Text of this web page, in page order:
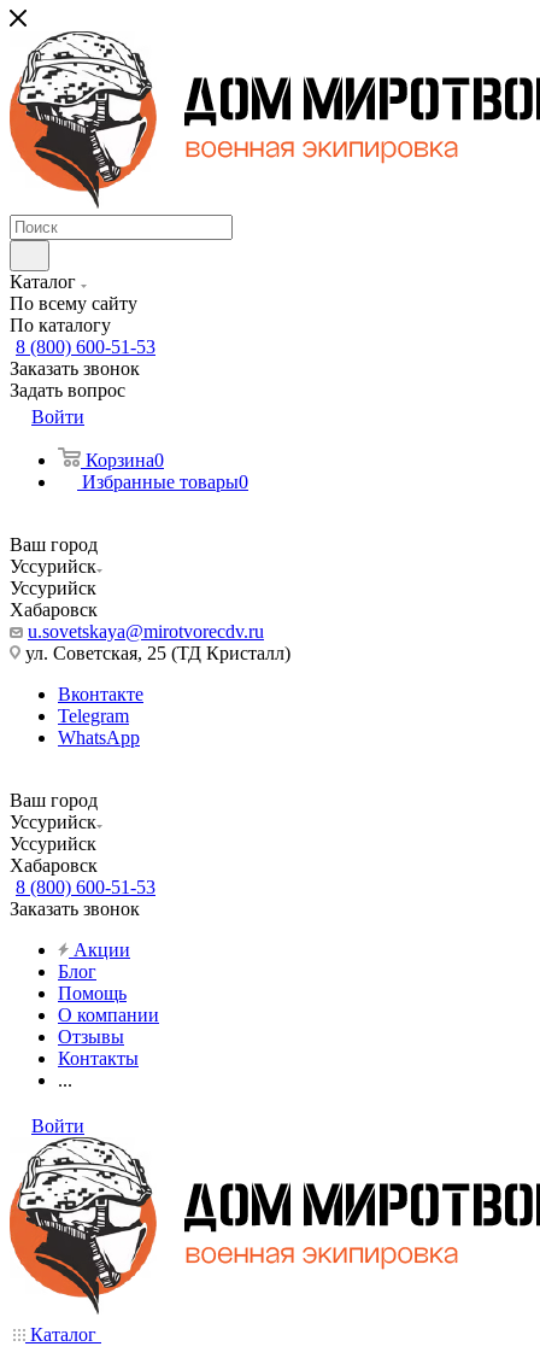
Каталог
По всему сайту
По каталогу
8 (800) 600-51-53
Заказать звонок
Задать вопрос
Войти
Корзина0
Избранные товары0
Ваш город
Уссурийск
Уссурийск
Хабаровск
u.sovetskaya@mirotvorecdv.ru
ул. Советская, 25 (ТД Кристалл)
Вконтакте
Telegram
WhatsApp
Ваш город
Уссурийск
Уссурийск
Хабаровск
8 (800) 600-51-53
Заказать звонок
Акции
Блог
Помощь
О компании
Отзывы
Контакты
...
Войти
Каталог